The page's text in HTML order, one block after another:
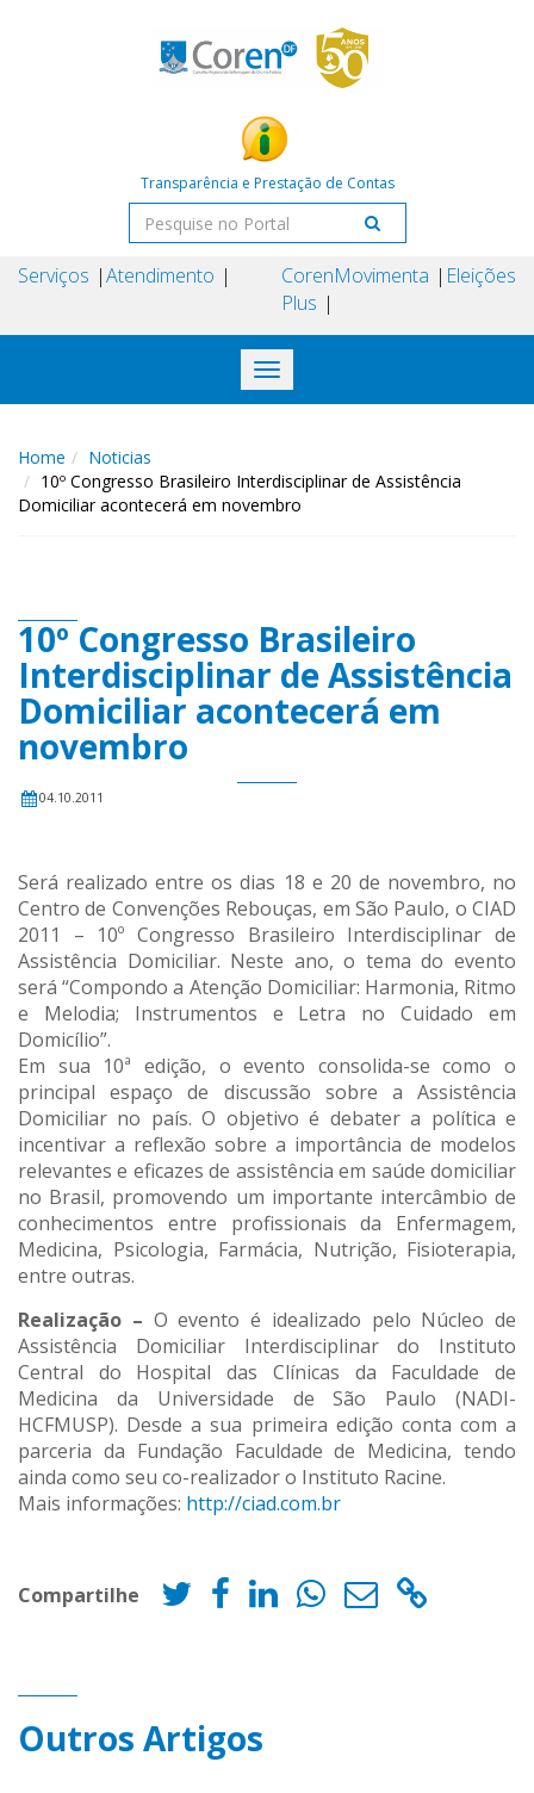
Transparência e Prestação de Contas
Serviços Atendimento
Coren
Plus
Movimenta Eleições
Toggle
navigation
Home
Noticias
10º Congresso Brasileiro Interdisciplinar de Assistência
Domiciliar acontecerá em novembro
10º Congresso Brasileiro
Interdisciplinar de Assistência
Domiciliar acontecerá em
novembro
04.10.2011
Será realizado entre os dias 18 e 20 de novembro, no
Centro de Convenções Rebouças, em São Paulo, o CIAD
2011 – 10º Congresso Brasileiro Interdisciplinar de
Assistência Domiciliar. Neste ano, o tema do evento
será “Compondo a Atenção Domiciliar: Harmonia, Ritmo
e Melodia; Instrumentos e Letra no Cuidado em
Domicílio”.
Em sua 10ª edição, o evento consolida-se como o
principal espaço de discussão sobre a Assistência
Domiciliar no país. O objetivo é debater a política e
incentivar a reflexão sobre a importância de modelos
relevantes e eficazes de assistência em saúde domiciliar
no Brasil, promovendo um importante intercâmbio de
conhecimentos entre profissionais da Enfermagem,
Medicina, Psicologia, Farmácia, Nutrição, Fisioterapia,
entre outras.
Realização – O evento é idealizado pelo Núcleo de
Assistência Domiciliar Interdisciplinar do Instituto
Central do Hospital das Clínicas da Faculdade de
Medicina da Universidade de São Paulo (NADI-
HCFMUSP). Desde a sua primeira edição conta com a
parceria da Fundação Faculdade de Medicina, tendo
ainda como seu co-realizador o Instituto Racine.
Mais informações: http://ciad.com.br
Compartilhe
Outros Artigos